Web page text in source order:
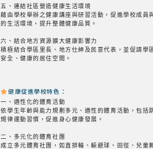
五、連結社區營造健康生活環境
藉由學校舉辦之健康講座與研習活動，促進學校成
的生活環境，提升整體健康品質。
六、結合地方資源擴大健康影響力
積極結合學區里長、地方仕紳及民意代表，並促請
安全、健康的居住空間。
健康促進學校特色：
一、適性化的體育活動
依學生年齡與能力規劃多元、適性的體育活動，包
規律運動習慣，促進身心健康發展。
二、多元化的體育社團
成立多元體育社團，如直排輪、躲避球、田徑、兒